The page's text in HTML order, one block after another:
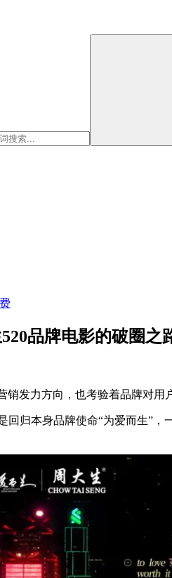
品牌电影的破圈之
发力方向，也考验着品牌对
回归本身品牌使命“为爱而生”，